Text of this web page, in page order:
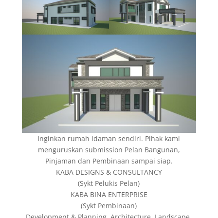
Inginkan rumah idaman sendiri. Pihak kami
menguruskan submission Pelan Bangunan,
Pinjaman dan Pembinaan sampai siap.
KABA DESIGNS & CONSULTANCY
(Sykt Pelukis Pelan)
KABA BINA ENTERPRISE
(Sykt Pembinaan)